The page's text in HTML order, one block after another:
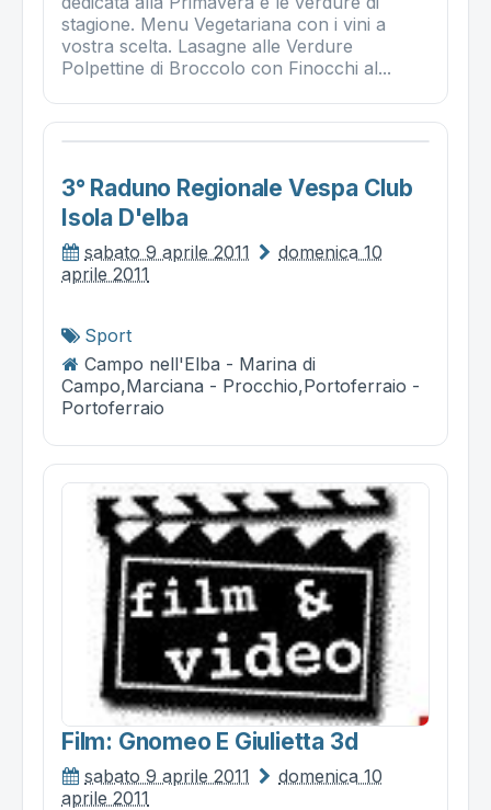
stagione. Menu Vegetariana con i vini a
vostra scelta. Lasagne alle Verdure
Polpettine di Broccolo con Finocchi al...
3° Raduno Regionale Vespa Club
Isola D'elba
sabato 9 aprile 2011
domenica 10
aprile 2011
Sport
Campo nell'Elba - Marina di
Campo,Marciana - Procchio,Portoferraio -
Portoferraio
Film: Gnomeo E Giulietta 3d
sabato 9 aprile 2011
domenica 10
aprile 2011